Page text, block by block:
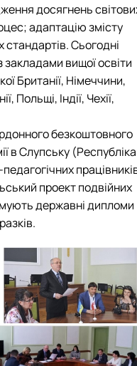
досягнень
адаптацію змісту
Сьогодні
вищої освіти
Британії, Німеччини,
Польщі, Індії, Чехії,
безкоштовного
в Слупську (Республіка
проект подвійних
державні дипломи